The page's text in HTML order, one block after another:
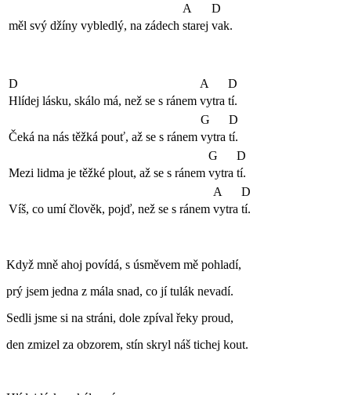
A
D
měl svý džíny vybledlý, na zádech starej vak.
D A
D
Hlídej lásku, skálo má, než se s ránem vytra tí.
G
D
Čeká na nás těžká pouť, až se s ránem vytra tí.
G
D
Mezi lidma je těžké plout, až se s ránem vytra tí.
A
D
Víš, co umí člověk, pojď, než se s ránem vytra tí.
Když mně ahoj povídá, s úsměvem mě pohladí,
prý jsem jedna z mála snad, co jí tulák nevadí.
Sedli jsme si na stráni, dole zpíval řeky proud,
den zmizel za obzorem, stín skryl náš tichej kout.